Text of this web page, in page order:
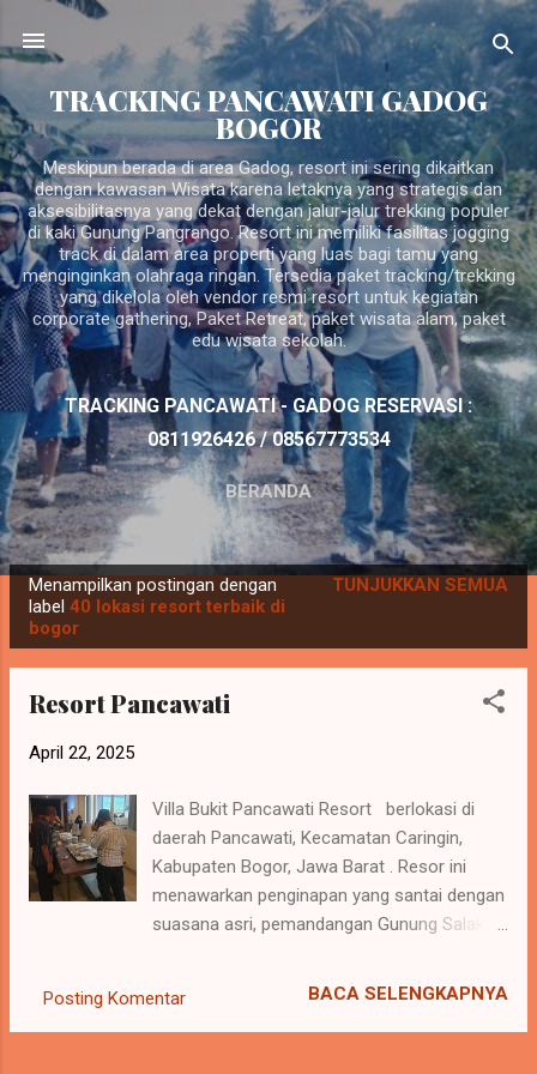
Langsung ke konten utama
TRACKING PANCAWATI GADOG
BOGOR
Meskipun berada di area Gadog, resort ini sering dikaitkan
dengan kawasan Wisata karena letaknya yang strategis dan
aksesibilitasnya yang dekat dengan jalur-jalur trekking populer
di kaki Gunung Pangrango. Resort ini memiliki fasilitas jogging
track di dalam area properti yang luas bagi tamu yang
menginginkan olahraga ringan. Tersedia paket tracking/trekking
yang dikelola oleh vendor resmi resort untuk kegiatan
corporate gathering, Paket Retreat, paket wisata alam, paket
edu wisata sekolah.
TRACKING PANCAWATI - GADOG RESERVASI :
0811926426 / 08567773534
BERANDA
P
s
t
Menampilkan postingan dengan
label 40 lokasi resort terbaik di
bogor
TUNJUKKAN SEMUA
Resort Pancawati
April 22, 2025
Villa Bukit Pancawati Resort berlokasi di
daerah Pancawati, Kecamatan Caringin,
Kabupaten Bogor, Jawa Barat . Resor ini
menawarkan penginapan yang santai dengan
suasana asri, pemandangan Gunung Salak,
acara retret. Lokasi dan Akses Alamat : Kp.
Cipare, Pancawati, Kec. Caringin, Kabupaten
Posting Komentar BACA SELENGKAPNYA